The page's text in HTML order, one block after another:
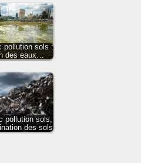
pollution sols :
des eaux…
pollution sols,
des sols